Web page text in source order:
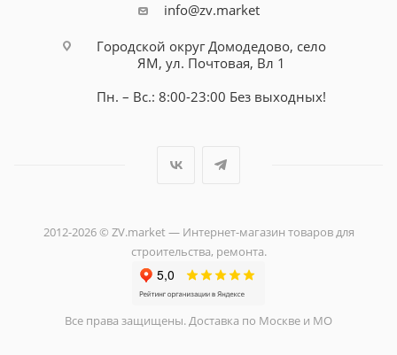
info@zv.market
Городской округ Домодедово, село
ЯМ, ул. Почтовая, Вл 1
Пн. – Вс.: 8:00-23:00 Без выходных!
2012-2026 © ZV.market — Интернет-магазин товаров для
строительства, ремонта.
Все права защищены. Доставка по Москве и МО